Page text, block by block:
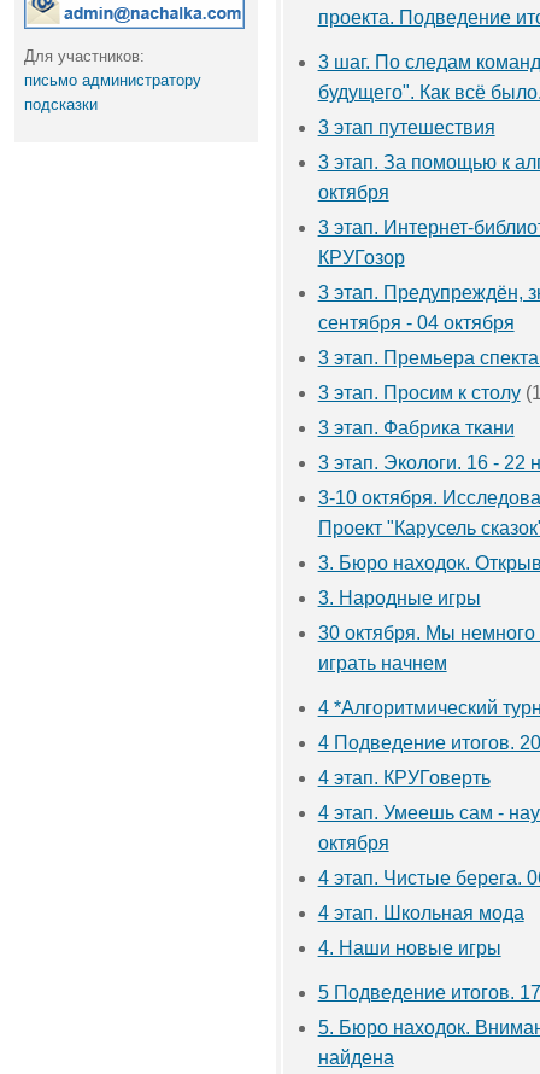
Для участников:
письмо администратору
подсказки
проекта. Подведение
3 шаг. По следам
будущего". Как всё
3 этап путешествия
3 этап. За помощью к
октября
3 этап. Интернет-
КРУГозор
3 этап. Предупреждён,
сентября - 04 октября
3 этап. Премьера
3 этап. Просим к столу
3 этап. Фабрика ткани
3 этап. Экологи. 16 - 22
3-10 октября.
Проект "Карусель
3. Бюро находок.
3. Народные игры
30 октября. Мы немного
играть начнем
4 *Алгоритмический
4 Подведение итогов.
4 этап. КРУГоверть
4 этап. Умеешь сам -
октября
4 этап. Чистые берега.
4 этап. Школьная мода
4. Наши новые игры
5 Подведение итогов.
5. Бюро находок.
найдена